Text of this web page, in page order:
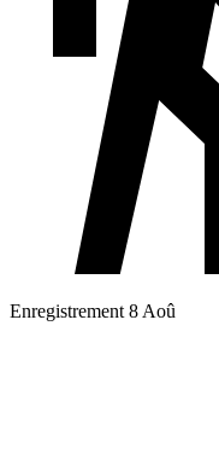
Enregistrement 8 Aoû